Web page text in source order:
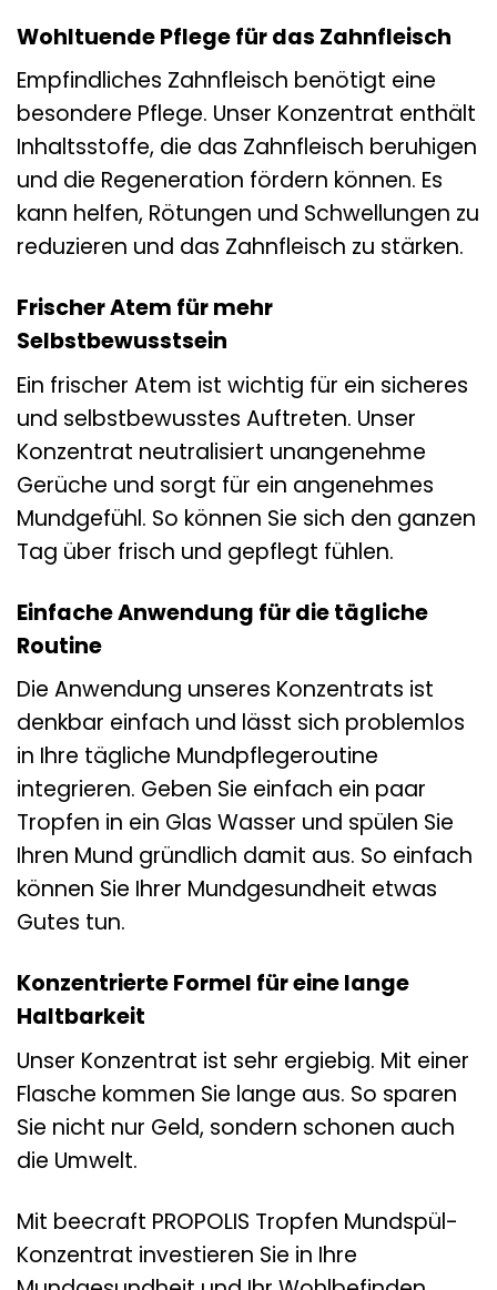
Wohltuende Pflege für das Zahnfleisch
Empfindliches Zahnfleisch benötigt eine
besondere Pflege. Unser Konzentrat enthält
Inhaltsstoffe, die das Zahnfleisch beruhigen
und die Regeneration fördern können. Es
kann helfen, Rötungen und Schwellungen zu
reduzieren und das Zahnfleisch zu stärken.
Frischer Atem für mehr
Selbstbewusstsein
Ein frischer Atem ist wichtig für ein sicheres
und selbstbewusstes Auftreten. Unser
Konzentrat neutralisiert unangenehme
Gerüche und sorgt für ein angenehmes
Mundgefühl. So können Sie sich den ganzen
Tag über frisch und gepflegt fühlen.
Einfache Anwendung für die tägliche
Routine
Die Anwendung unseres Konzentrats ist
denkbar einfach und lässt sich problemlos
in Ihre tägliche Mundpflegeroutine
integrieren. Geben Sie einfach ein paar
Tropfen in ein Glas Wasser und spülen Sie
Ihren Mund gründlich damit aus. So einfach
können Sie Ihrer Mundgesundheit etwas
Gutes tun.
Konzentrierte Formel für eine lange
Haltbarkeit
Unser Konzentrat ist sehr ergiebig. Mit einer
Flasche kommen Sie lange aus. So sparen
Sie nicht nur Geld, sondern schonen auch
die Umwelt.
Mit beecraft PROPOLIS Tropfen Mundspül-
Konzentrat investieren Sie in Ihre